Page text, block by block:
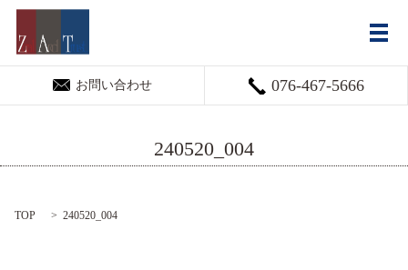
お問い合わせ 076-467-5666
メ
240520_004
TOP 240520_004